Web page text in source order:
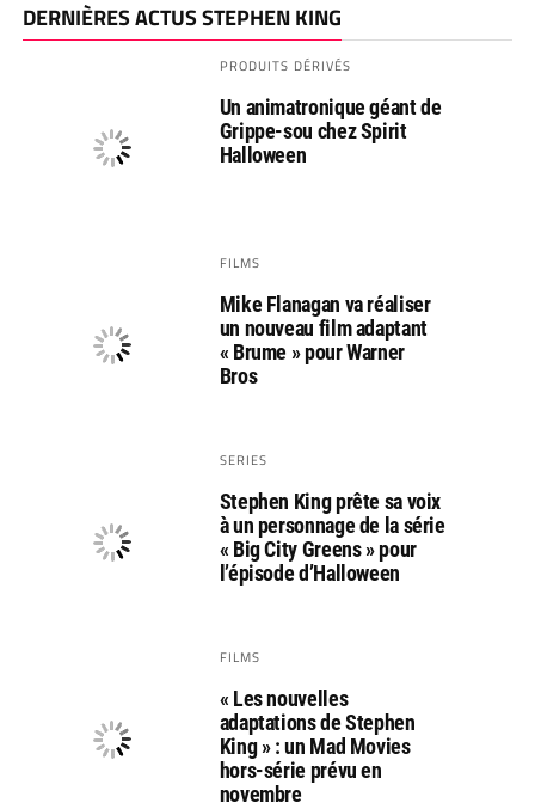
DERNIÈRES ACTUS STEPHEN KING
PRODUITS DÉRIVÉS
Un animatronique géant de
Grippe-sou chez Spirit
Halloween
FILMS
Mike Flanagan va réaliser
un nouveau film adaptant
« Brume » pour Warner
Bros
SERIES
Stephen King prête sa voix
à un personnage de la série
« Big City Greens » pour
l’épisode d’Halloween
FILMS
« Les nouvelles
adaptations de Stephen
King » : un Mad Movies
hors-série prévu en
novembre